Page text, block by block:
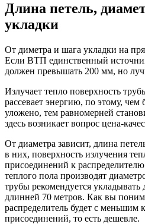
Длина петель,
укладки
От диметра и шага укладки на
Если ВТП единственный
должен превышать 200 мм, но
Излучает тепло поверхность
рассевает энергию, по этому,
уложено, тем равномерней
здесь возникает вопрос цена-
От диаметра зависит, длина
в них, поверхность излучения
присоединений к
теплого пола производят
трубы рекомендуется укладывать
длинней 70 метров. Как вы
распределитель будет с меньшим
присоединений, то есть дешевле.